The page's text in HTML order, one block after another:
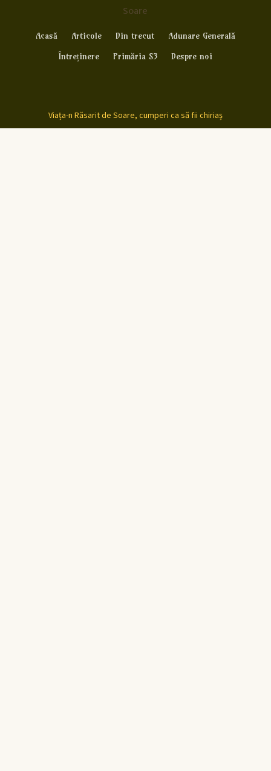
Soare
Acasă Articole Din trecut
Adunare Generală
Întreținere
Primăria S3 Despre noi
Viața-n Răsarit de Soare, cumperi ca să fii chiriaș